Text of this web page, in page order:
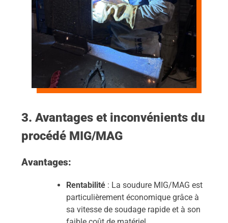
3. Avantages et inconvénients du
procédé MIG/MAG
Avantages:
Rentabilité : La soudure MIG/MAG est
particulièrement économique grâce à
sa vitesse de soudage rapide et à son